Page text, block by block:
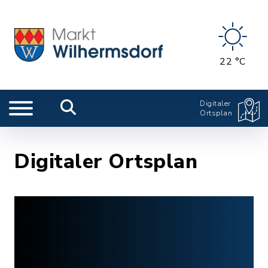
22 °C
Digitaler
Ortsplan
Digitaler Ortsplan